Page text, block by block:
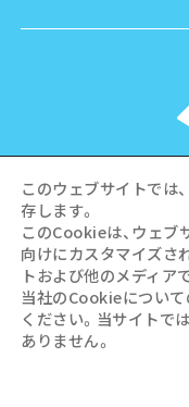
Hiroshima
このウェブサイトでは
存します。
このCookieは、ウェブ
向けにカスタマイズさ
トおよび他のメディア
当社のCookieについて
ください。当サイトで
ありません。